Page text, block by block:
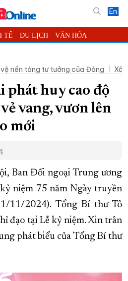
En
TẾ DU LỊCH VĂN HÓA
PHÁP LUẬT BẠN ĐỌC PHÓNG SỰ
ĐỌC BÁO ONLINE
CÁO
CHÍNH
LỊCH CẮT ĐIỆN
VÀ PHÁT TRIỂN TỈNH KHÁNH HÒA
THÀNH THÀNH PHỐ TRỰC THUỘC
vệ nền tảng tư tưởng của Đảng
phát huy cao độ
vang, vươn lên
mới
Ban Đối ngoại Trung ương
niệm 75 năm Ngày truyền
11/2024). Tổng Bí thư Tô
đạo tại Lễ kỷ niệm. Xin trân
phát biểu của Tổng Bí thư